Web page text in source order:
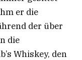
er die
der über
die
Whiskey, den